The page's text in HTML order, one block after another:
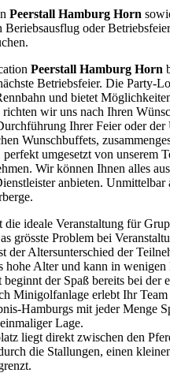
Peerstall Hamburg Horn
Beriebsausflug oder
Peerstall Hamburg Horn
Betriebsfeier. Die Party-
und bietet
wir uns nach Ihren
Ihrer Feier oder der
Wunschbuffets,
umgesetzt von unserem
Wir können Ihnen alles
anbieten. Unmittelbar
die ideale Veranstaltung für
grösste Problem bei
der Altersunterschied der
hohe Alter und kann in
der Spaß bereits bei der
Minigolfanlage erlebt Ihr Team
Hamburgs mit jeder Menge
Lage.
liegt direkt zwischen den
die Stallungen, einen